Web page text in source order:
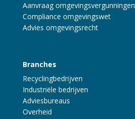
Aanvraag omgevingsvergunningen
Compliance omgevingswet
Advies omgevingsrecht
Branches
Recyclingbedrijven
Industriële bedrijven
Adviesbureaus
Overheid